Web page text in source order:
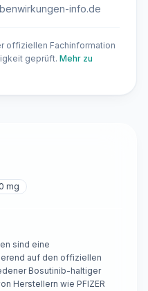
info.de
offiziellen Fachinformation
geprüft. Mehr zu
mg
sind eine
auf den offiziellen
Bosutinib-haltiger
Herstellern wie PFIZER